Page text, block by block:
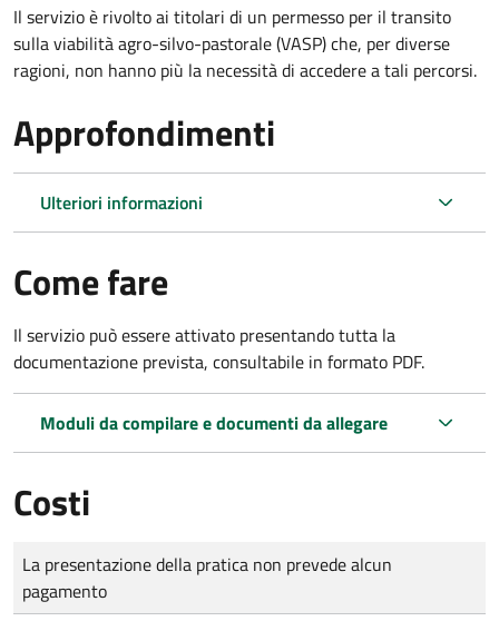
Il servizio è rivolto ai titolari di un permesso per il transito
sulla viabilità agro-silvo-pastorale (VASP) che, per diverse
ragioni, non hanno più la necessità di accedere a tali percorsi.
Approfondimenti
Ulteriori informazioni
Come fare
Il servizio può essere attivato presentando tutta la
documentazione prevista, consultabile in formato PDF.
Moduli da compilare e documenti da allegare
Costi
Tipo di pagamento
Importo
La presentazione della pratica non prevede alcun
pagamento